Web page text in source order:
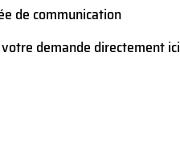
de communication
demande directement ici